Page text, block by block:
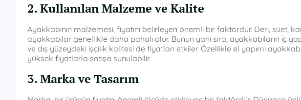
2. Kullanılan Malzeme ve Kalite
Ayakkabının malzemesi, fiyatını belirleyen önemli bir faktördür. Deri, süet,
ayakkabılar genellikle daha pahalı olur. Bunun yanı sıra, ayakkabıların iç
ve dış yüzeydeki işçilik kalitesi de fiyatları etkiler. Özellikle el yapımı
yüksek fiyatlarla satışa sunulabilir.
3. Marka ve Tasarım